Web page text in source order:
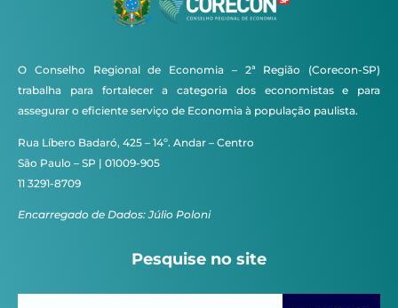
O Conselho Regional de Economia – 2ª Região (Corecon-SP)
trabalha para fortalecer a categoria dos economistas e para
assegurar o eficiente serviço de Economia à população paulista.
Rua Líbero Badaró, 425 – 14º. Andar – Centro
São Paulo – SP | 01009-905
11 3291-8709
Encarregado de Dados: Júlio Poloni
Pesquise no site